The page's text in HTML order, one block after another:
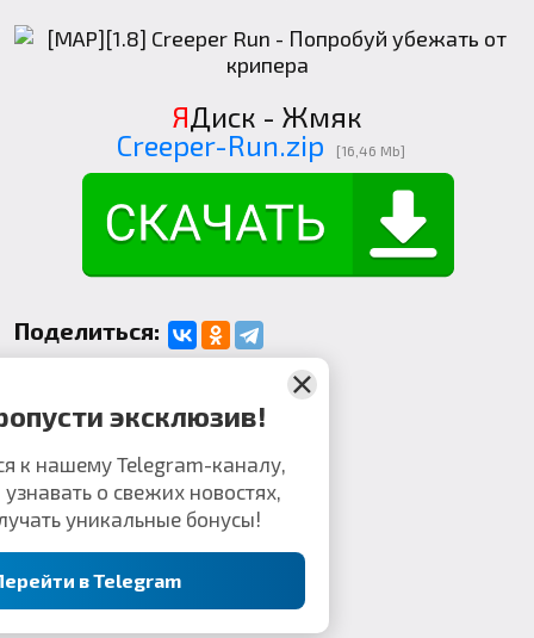
ЯДиск - Жмяк
Creeper-Run.zip
[16,46 Mb]
Поделиться:
Не пропусти эксклюзив!
к нашему Telegram-каналу,
первым узнавать о свежих новостях,
и получать уникальные бонусы!
Перейти в Telegram